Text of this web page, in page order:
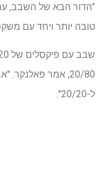
"הדור הבא של השבב, עם
טובה יותר ויחד עם
20/80, אמר
ל-20/20".